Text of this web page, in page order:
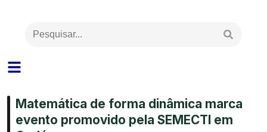
Matemática de forma dinâmica marca
evento promovido pela SEMECTI em